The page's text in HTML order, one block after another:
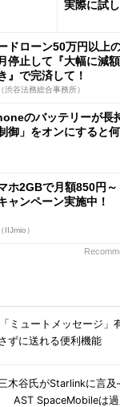
実際に試
ドローン50万円以上
停止して『大幅に減
』で完済して！
渋谷法務総合事務所）
のバッテリーが
御」をオンにすると
ホ2GBで月額850円
ャンペーン実施中！
IIJmio）
ミュートメッセージ
ずに送れる便利機能
木谷氏がStarlinkに言
AST SpaceMobileは過